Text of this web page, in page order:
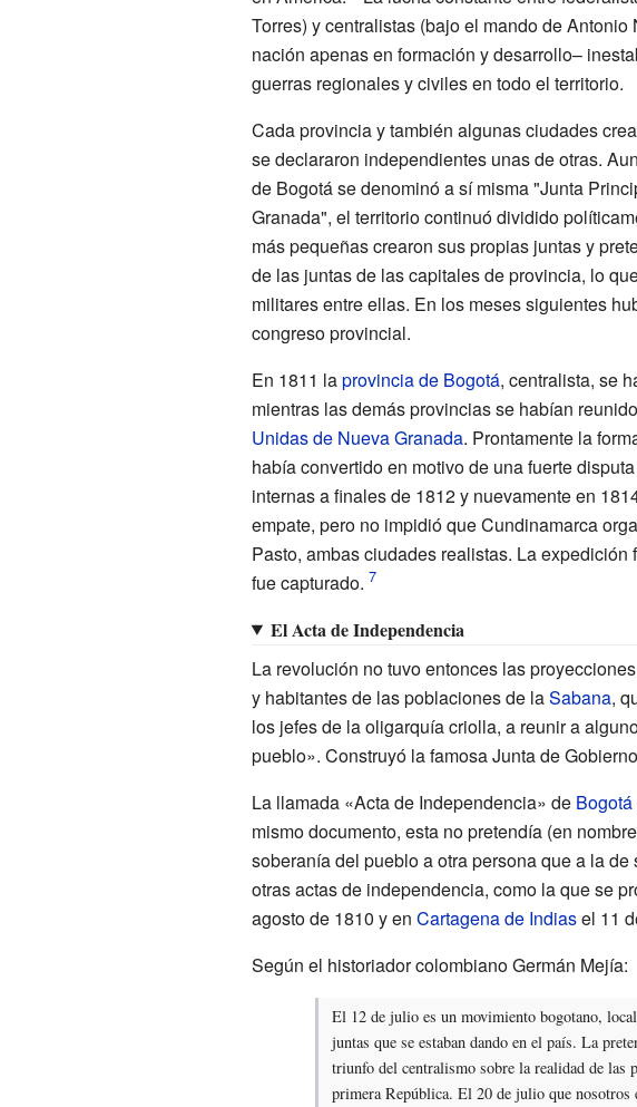
Torres) y centralistas (bajo el mando de
nación apenas en formación y desarrollo–
guerras regionales y civiles en todo el territorio.
Cada provincia y también algunas ciudades
se declararon independientes unas de otras.
de Bogotá se denominó a sí misma "Junta
Granada", el territorio continuó dividido
más pequeñas crearon sus propias juntas y
de las juntas de las capitales de provincia, lo
militares entre ellas. En los meses siguientes
congreso provincial.
En 1811 laprovincia de Bogotá, centralista, se
mientras las demás provincias se habían
Unidas de Nueva Granada. Prontamente la
había convertido en motivo de una fuerte
internas a finales de 1812 y nuevamente en
empate, pero no impidió que Cundinamarca
Pasto, ambas ciudades realistas. La expedición
fue capturado.
El Acta de Independencia
La revolución no tuvo entonces las
y habitantes de las poblaciones de laSabana,
los jefes de la oligarquía criolla, a reunir a
pueblo». Construyó la famosa Junta de
La llamada «Acta de Independencia» de Bogotá
mismo documento, esta no pretendía (en
soberanía del pueblo a otra persona que a la
otras actas de independencia, como la que se
agosto de 1810 y en Cartagena de Indiasel 11
Según el historiador colombiano Germán Mejía:
El 12 de julio es un movimiento bogotano,
juntas que se estaban dando en el país. La
triunfo del centralismo sobre la realidad de
primera República. El 20 de julio que nosotros